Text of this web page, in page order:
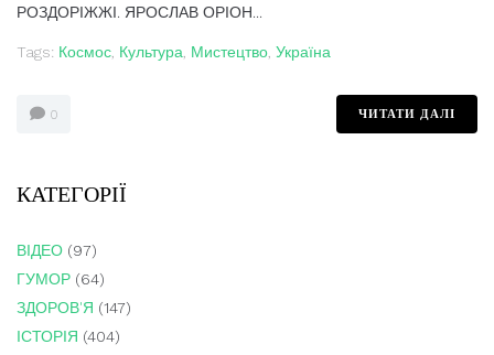
РОЗДОРІЖЖІ. ЯРОСЛАВ ОРІОН...
Tags: Космос, Культура, Мистецтво, Україна
0 ЧИТАТИ ДАЛІ
КАТЕГОРІЇ
ВІДЕО (97)
ГУМОР (64)
ЗДОРОВ'Я (147)
ІСТОРІЯ (404)